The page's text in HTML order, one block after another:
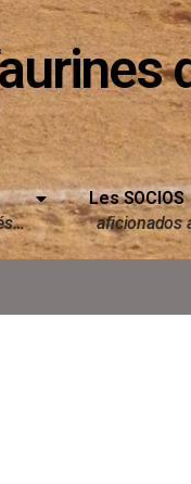
Les SOCIOS
aficionados